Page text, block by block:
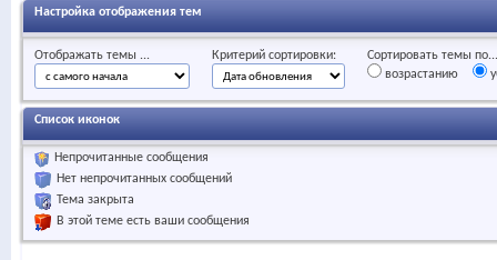
Настройка отображения тем
Отображать темы ... Критерий сортировки:
Сортировать темы по...
возрастанию
Список иконок
Непрочитанные сообщения
Нет непрочитанных сообщений
Тема закрыта
В этой теме есть ваши сообщения